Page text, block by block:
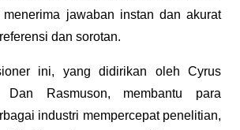
menerima jawaban instan dan akurat
dan sorotan.
ini, yang didirikan oleh Cyrus
Dan Rasmuson, membantu para
industri mempercepat penelitian,